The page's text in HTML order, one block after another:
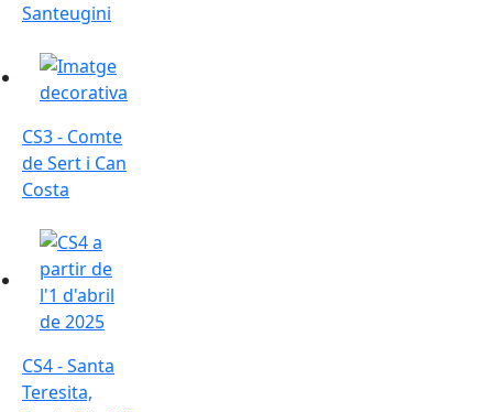
Santeugini
CS3 - Comte de Sert i Can Costa
CS3 - Comte
de Sert i Can
Costa
CS4 - Santa Teresita, Santa Rita i El Canyet
CS4 - Santa
Teresita,